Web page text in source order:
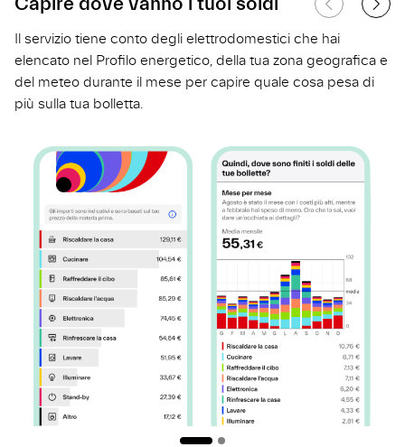
PrecedenteSuccessiva
Il servizio tiene conto degli elettrodomestici che hai
elencato nel Profilo energetico, della tua zona geografica e
del meteo durante il mese per capire quale cosa pesa di
più sulla tua bolletta.